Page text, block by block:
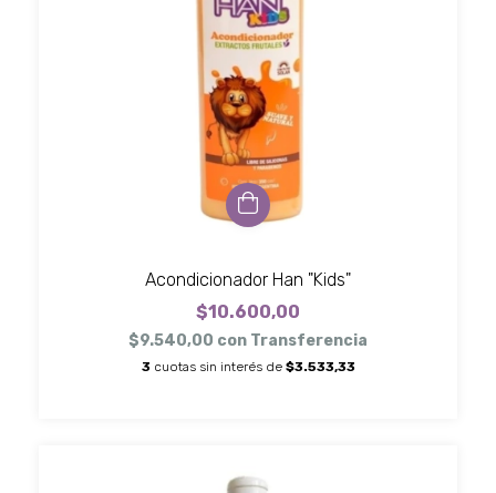
Acondicionador Han "Kids"
$10.600,00
$9.540,00 con Transferencia
3 cuotas sin interés de $3.533,33